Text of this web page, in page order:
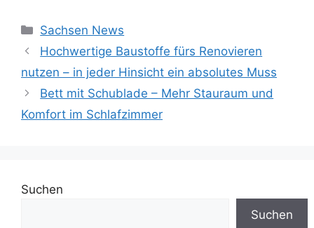
Kategorien
Sachsen News
Hochwertige Baustoffe fürs Renovieren
nutzen – in jeder Hinsicht ein absolutes Muss
Bett mit Schublade – Mehr Stauraum und
Komfort im Schlafzimmer
Suchen
Suchen